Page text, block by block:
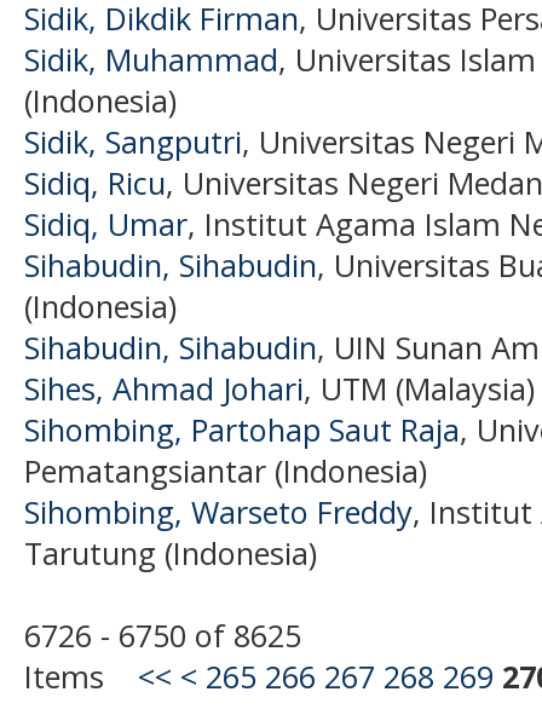
Sidik, Dikdik Firman, Universitas
Sidik, Muhammad, Universitas
(Indonesia)
Sidik, Sangputri, Universitas Negeri
Sidiq, Ricu, Universitas Negeri
Sidiq, Umar, Institut Agama Islam
Sihabudin, Sihabudin, Universitas
(Indonesia)
Sihabudin, Sihabudin, UIN Sunan
Sihes, Ahmad Johari, UTM (Malaysia)
Sihombing, Partohap Saut Raja,
Pematangsiantar (Indonesia)
Sihombing, Warseto Freddy, Institut
Tarutung (Indonesia)
6726 - 6750 of 8625
Items << < 265 266 267 268 269